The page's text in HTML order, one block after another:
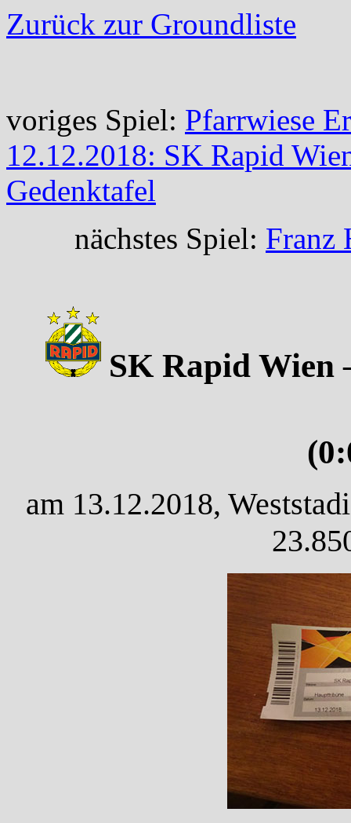
Zurück zur Groundliste
voriges Spiel: Pfarrwiese
12.12.2018: SK Rapid
Gedenktafel
nächstes Spiel: Franz
SK Rapid Wien
am 13.12.2018,